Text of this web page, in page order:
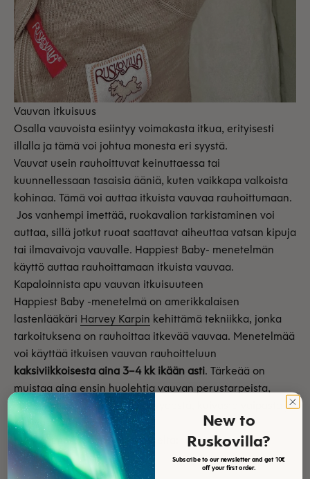
Vauvan itkuisuus
Osalla vauvoista esiintyy voimakasta itkua, erityisesti
illalla ja tämä voi johtua monesta eri syystä.
Vauvat usein rauhoittuvat keinuttaessa tai
kuunnellessaan tasaisia ääniä, kuten vaikkapa valkoista
kohinaa. Tämä voi auttaa itkuista vauvaa rauhoittumaan.
Jos vanhempi imettää, ruokavalion tarkistaminen voi
auttaa, sillä jotkut ruoat saattavat aiheuttaa vatsan kipuja
tai ilmavaivoja vauvalle. Happiest Baby- menetelmän
käyttö auttaa rauhoittamaan itkuista vauvaa.
Kapaloinnista apu vauvan itkuisuuteen
Happiest Baby -menetelmä on amerikkalaisen
lastenlääkäri Harvey Karpin kehittämä tekniikka, jonka
tarkoituksena on rauhoittaa itkevää vauvaa. Menetelmää
voi käyttää itkuisen vauvan rauhoitteluun
kaksiviikkoisesta aina 3–4 kk ikään asti. Tärkeää on
muistaa aina ensin huolehtia vauvan perustarpeista,
kuten nälästä, unesta, läheisyydestä, kuivasta vaipasta ja
sopivasta lämmöstä.
Menetelmässä on viisi eri askelta:
kapalointi
New to
Ruskovilla?
Subscribe to our newsletter and get 10€
off your first order.